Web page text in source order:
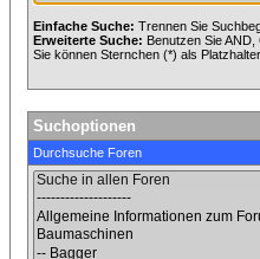
Einfache Suche: Trennen Sie
Erweiterte Suche: Benutzen Sie
Sie können Sternchen (*) als
Suchoptionen
Durchsuche Foren